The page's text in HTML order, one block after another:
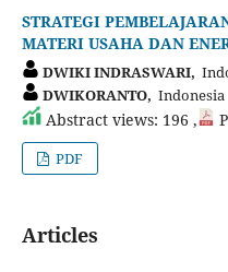
STRATEGI
MATERI USAHA DAN
DWIKI INDRASWARI,
DWIKORANTO, Indonesia
Abstract views: 196 ,
PDF
Articles